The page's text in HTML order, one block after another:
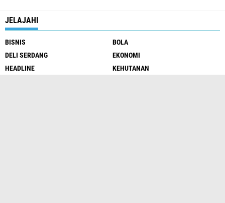
JELAJAHI
BISNIS
BOLA
DELI SERDANG
EKONOMI
HEADLINE
KEHUTANAN